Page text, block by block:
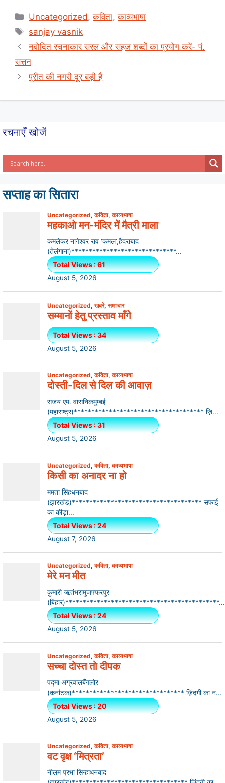
at
s
A
p
c
e
b
o
ar
Categories
Uncategorized,कविता,काव्यभाषा
Tags
sanjay vasnik
नवोदित रचनाकार सरल और सहज शब्दों का प्रयोग करें- पं.
सत्तन
प्रीत की नगरी दूर बड़ी है
रचनाएँ खोजें
सप्ताह का सितारा